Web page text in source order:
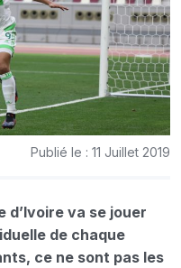
Publié le : 11 Juillet 2019
va se jouer
de chaque
ce ne sont pas les